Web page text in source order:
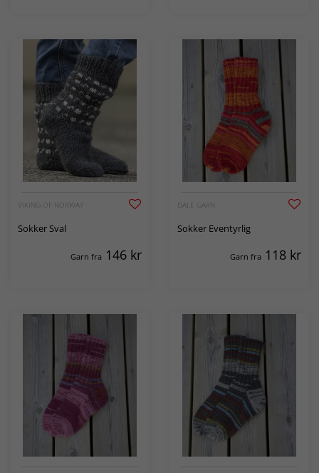
VIKING OF NORWAY
Sokker Sval
Garn fra 146 kr
DALE GARN
Sokker Eventyrlig
Garn fra 118 kr